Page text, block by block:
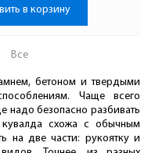
в корзину
Все
бетоном и твердыми
Чаще всего
надо безопасно разбивать
схожа с обычным
на две части: рукоятку и